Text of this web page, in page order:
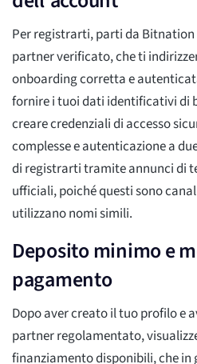
Per registrarti, parti da
partner verificato, che ti
onboarding corretta e
fornire i tuoi dati identificativi di
creare credenziali di accesso
complesse e autenticazione a
di registrarti tramite annunci di
ufficiali, poiché questi sono
utilizzano nomi simili.
Deposito minimo e
pagamento
Dopo aver creato il tuo profilo e
partner regolamentato,
finanziamento disponibili, che